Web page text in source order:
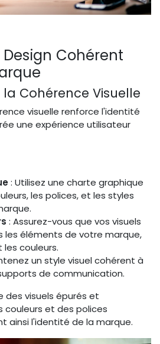
Cohérent
Cohérence Visuelle
visuelle renforce l'identité
une expérience utilisateur
: Utilisez une charte graphique
les polices, et les styles
: Assurez-vous que vos visuels
les éléments de votre marque,
couleurs.
un style visuel cohérent à
de communication.
des visuels épurés et
couleurs et des polices
ainsi l'identité de la marque.